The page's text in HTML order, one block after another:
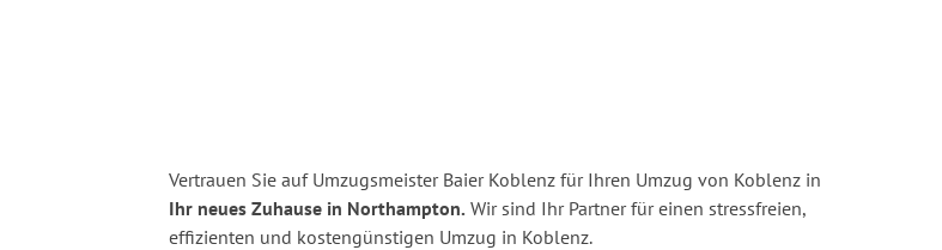
Vertrauen Sie auf Umzugsmeister Baier Koblenz für Ihren Umzug von Koblenz in
Ihr neues Zuhause in Northampton. Wir sind Ihr Partner für einen stressfreien,
effizienten und kostengünstigen Umzug in Koblenz.